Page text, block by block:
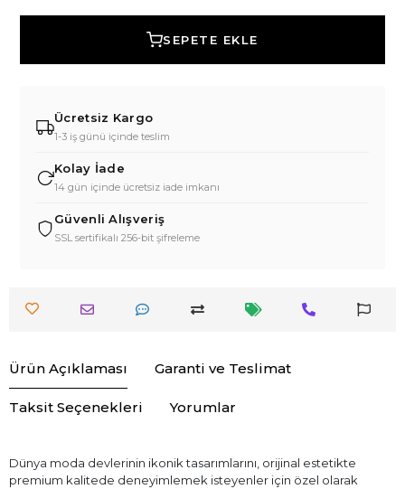
SEPETE EKLE
Ücretsiz Kargo
1-3 iş günü içinde teslim
Kolay İade
14 gün içinde ücretsiz iade imkanı
Güvenli Alışveriş
SSL sertifikalı 256-bit şifreleme
Ürün Açıklaması Garanti ve Teslimat
Taksit Seçenekleri Yorumlar
Dünya moda devlerinin ikonik tasarımlarını, orijinal estetikte
premium kalitede deneyimlemek isteyenler için özel olarak